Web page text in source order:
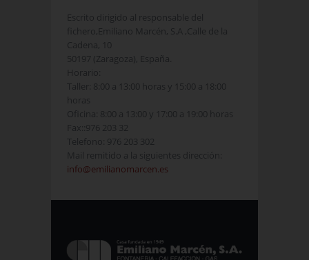
Escrito dirigido al responsable del
fichero,Emiliano Marcén, S.A ,Calle de la
Cadena, 10
50197 (Zaragoza), España.
Horario:
Taller: 8:00 a 13:00 horas y 15:00 a 18:00
horas
Oficina: 8:00 a 13:00 y 17:00 a 19:00 horas
Fax::976 203 32
Telefono: 976 203 302 ‎
Mail remitido a la siguientes dirección:
info@emilianomarcen.es